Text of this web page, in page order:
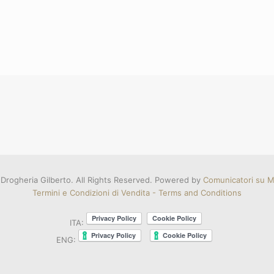
Gilberto. All Rights Reserved. Powered by Comunicatori su
Termini e Condizioni di Vendita - Terms and Conditions
ITA:
ENG: